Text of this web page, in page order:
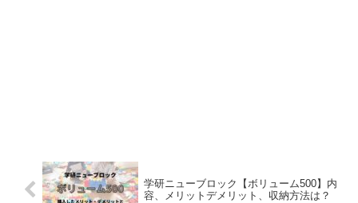
学研ニューブロック【ボリューム500】内
容、メリットデメリット、収納方法は？